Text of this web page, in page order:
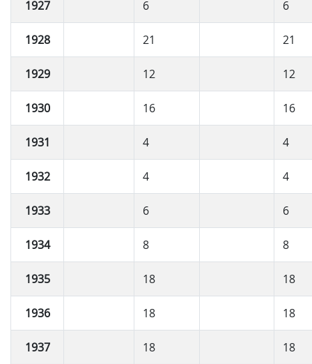
1927 6 6
1928 21 21
1929 12 12
1930 16 16
1931 4 4
1932 4 4
1933 6 6
1934 8 8
1935 18 18
1936 18 18
1937 18 18